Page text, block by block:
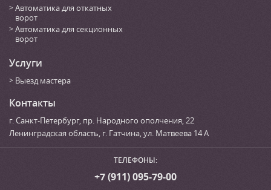
Автоматика для откатных
ворот
Автоматика для секционных
ворот
Услуги
Выезд мастера
Контакты
г. Санкт-Петербург, пр. Народного ополчения, 22
Ленинградская область, г. Гатчина,ул. Матвеева 14 А
ТЕЛЕФОНЫ:
+7 (911) 095-79-00